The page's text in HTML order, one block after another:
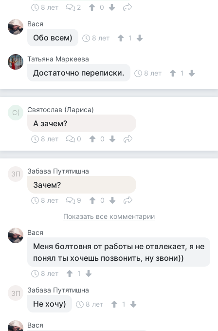
8 лет 2
0
Вася
Обо всем) 8 лет 1
Татьяна Маркеева
Достаточно переписки. 8 лет 1
С( Святослав (Лариса)
А зачем?
8 лет 0 0
ЗП Забава Путятишна
Зачем?
8 лет 9
0
Показать все комментарии
Вася
Меня болтовня от работы не отвлекает, я не
понял ты хочешь позвонить, ну звони))
8 лет 1
ЗП Забава Путятишна
Не хочу) 8 лет 1
Вася